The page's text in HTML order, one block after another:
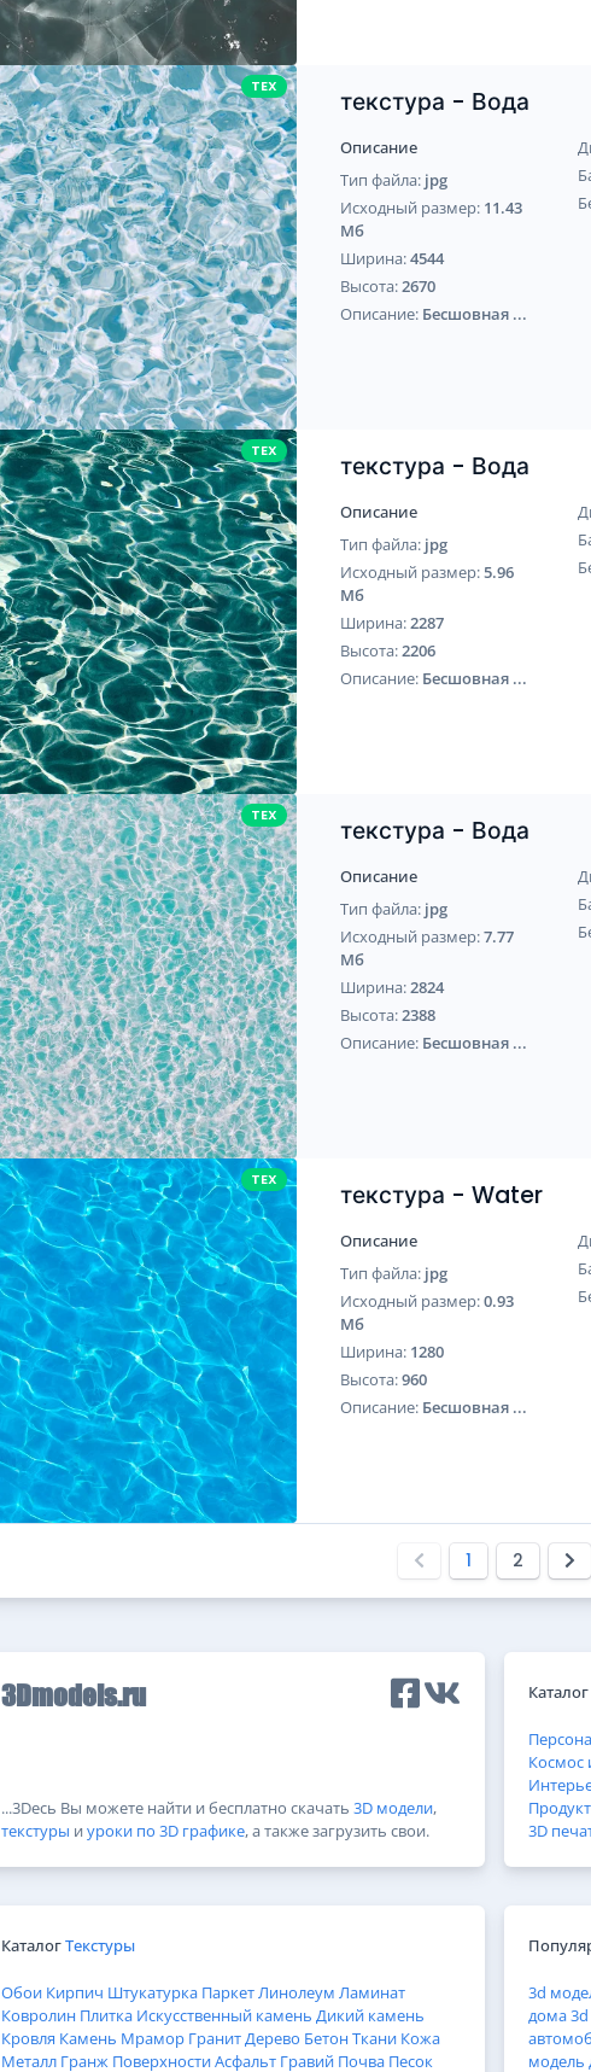
TEX
текстура - Вода
Описание
Тип файла: jpg
Исходный размер: 11.43
Мб
Ширина:4544
Высота:2670
Описание: Бесшовная ...
TEX
текстура - Вода
Описание
Тип файла: jpg
Исходный размер:5.96
Мб
Ширина:2287
Высота:2206
Описание: Бесшовная ...
TEX
текстура - Вода
Описание
Тип файла: jpg
Исходный размер:7.77
Мб
Ширина:2824
Высота:2388
Описание: Бесшовная ...
TEX
текстура - Water
Описание
Тип файла: jpg
Исходный размер:0.93
Мб
Ширина: 1280
Высота:960
Описание: Бесшовная ...
1 2
3Dmodels.ru
...3Dесь Вы можете найти и бесплатно скачать 3D модели,
текстуры и уроки по 3D графике, а также загрузить свои.
Каталог
Космос
3D
КаталогТекстуры
Обои Кирпич Штукатурка ПаркетЛинолеум Ламинат
Ковролин Плитка Искусственный камень Дикий камень
Кровля Камень Мрамор ГранитДерево БетонТкани Кожа
Металл Гранж ПоверхностиАсфальт Гравий Почва Песок
3d
дома
модель